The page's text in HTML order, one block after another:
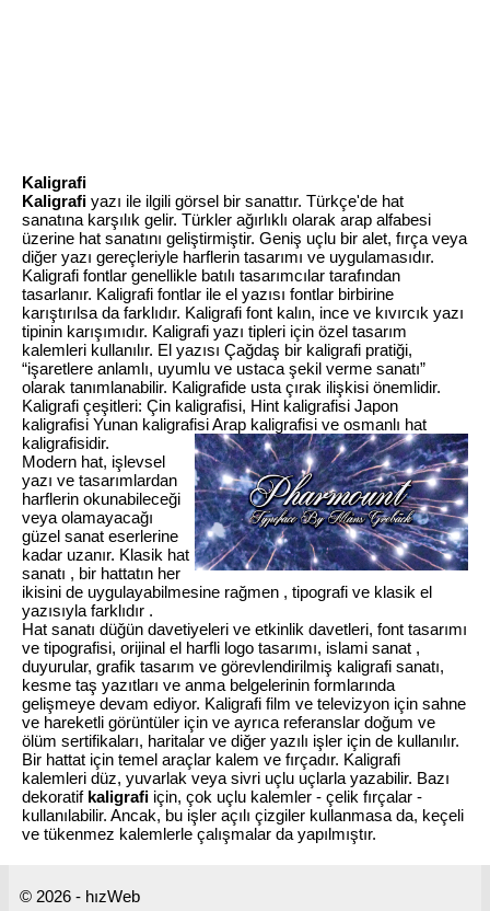
Kaligrafi
Kaligrafi yazı ile ilgili görsel bir sanattır. Türkçe'de hat
sanatına karşılık gelir. Türkler ağırlıklı olarak arap alfabesi
üzerine hat sanatını geliştirmiştir. Geniş uçlu bir alet, fırça veya
diğer yazı gereçleriyle harflerin tasarımı ve uygulamasıdır.
Kaligrafi fontlar genellikle batılı tasarımcılar tarafından
tasarlanır. Kaligrafi fontlar ile el yazısı fontlar birbirine
karıştırılsa da farklıdır. Kaligrafi font kalın, ince ve kıvırcık yazı
tipinin karışımıdır. Kaligrafi yazı tipleri için özel tasarım
kalemleri kullanılır. El yazısı Çağdaş bir kaligrafi pratiği,
“işaretlere anlamlı, uyumlu ve ustaca şekil verme sanatı”
olarak tanımlanabilir. Kaligrafide usta çırak ilişkisi önemlidir.
Kaligrafi çeşitleri: Çin kaligrafisi, Hint kaligrafisi Japon
kaligrafisi Yunan kaligrafisi Arap kaligrafisi ve osmanlı hat
kaligrafisidir.
Modern hat, işlevsel
yazı ve tasarımlardan
harflerin okunabileceği
veya olamayacağı
güzel sanat eserlerine
kadar uzanır. Klasik hat
sanatı , bir hattatın her
ikisini de uygulayabilmesine rağmen , tipografi ve klasik el
yazısıyla farklıdır .
Hat sanatı düğün davetiyeleri ve etkinlik davetleri, font tasarımı
ve tipografisi, orijinal el harfli logo tasarımı, islami sanat ,
duyurular, grafik tasarım ve görevlendirilmiş kaligrafi sanatı,
kesme taş yazıtları ve anma belgelerinin formlarında
gelişmeye devam ediyor. Kaligrafi film ve televizyon için sahne
ve hareketli görüntüler için ve ayrıca referanslar doğum ve
ölüm sertifikaları, haritalar ve diğer yazılı işler için de kullanılır.
Bir hattat için temel araçlar kalem ve fırçadır. Kaligrafi
kalemleri düz, yuvarlak veya sivri uçlu uçlarla yazabilir. Bazı
dekoratif kaligrafi için, çok uçlu kalemler - çelik fırçalar -
kullanılabilir. Ancak, bu işler açılı çizgiler kullanmasa da, keçeli
ve tükenmez kalemlerle çalışmalar da yapılmıştır.
© 2026 - hızWeb